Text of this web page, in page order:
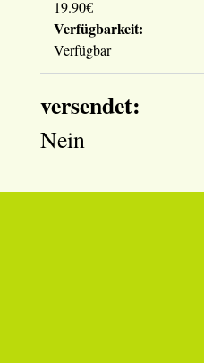
19.90€
Verfügbarkeit:
Verfügbar
versendet:
Nein